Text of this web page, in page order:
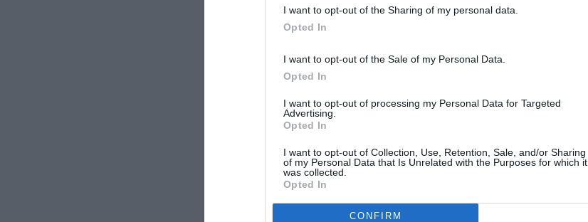
I want to opt-out of the Sharing of my personal data.
Opted In
I want to opt-out of the Sale of my Personal Data.
Opted In
I want to opt-out of processing my Personal Data for Targeted
Advertising.
Opted In
I want to opt-out of Collection, Use, Retention, Sale, and/or Sharing
of my Personal Data that Is Unrelated with the Purposes for which it
was collected.
Opted In
CONFIRM